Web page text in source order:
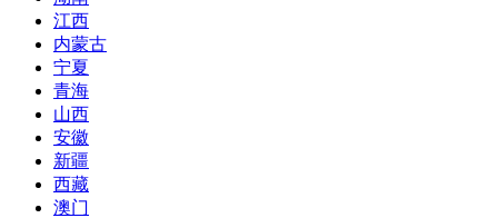
江西
内蒙古
宁夏
青海
山西
安徽
新疆
西藏
澳门